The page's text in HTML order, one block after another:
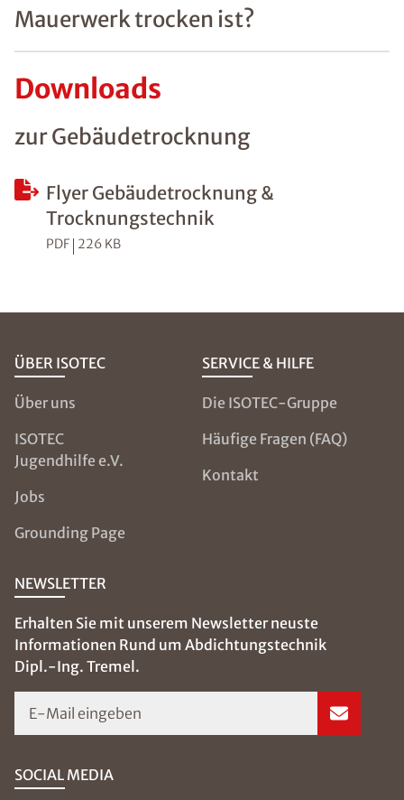
Mauerwerk trocken ist?
Downloads
zur Gebäudetrocknung
Flyer Gebäudetrocknung &
Trocknungstechnik
PDF 226 KB
ÜBER ISOTEC
Über uns
ISOTEC
Jugendhilfe e.V.
Jobs
Grounding Page
SERVICE & HILFE
Die ISOTEC-Gruppe
Häufige Fragen (FAQ)
Kontakt
NEWSLETTER
Erhalten Sie mit unserem Newsletter neuste
Informationen Rund um Abdichtungstechnik
Dipl.-Ing. Tremel.
E-Mail eingeben
SOCIAL MEDIA